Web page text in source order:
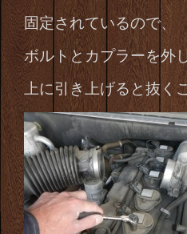
固定されているので、
ボルトとカプラーを外
上に引き上げると抜く